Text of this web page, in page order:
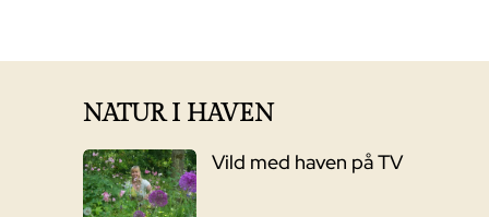
NATUR I HAVEN
Vild med haven på TV